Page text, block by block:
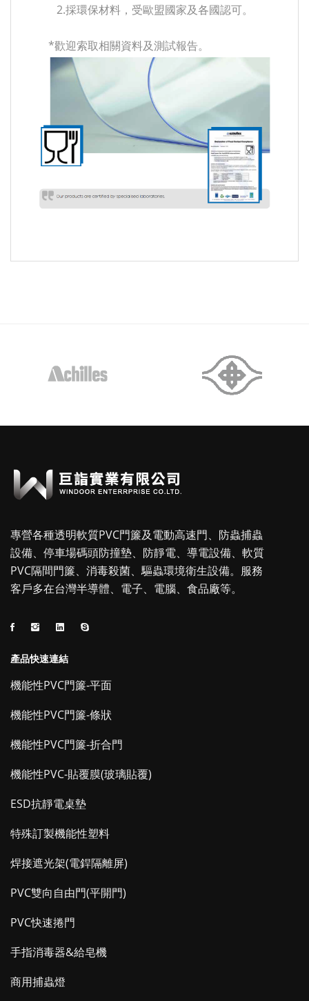
2.採環保材料，受歐盟國家及各國認可。
*歡迎索取相關資料及測試報告。
專營各種透明軟質PVC門簾及電動高速門、防蟲捕蟲
設備、停車場碼頭防撞墊、防靜電、導電設備、軟質
PVC隔間門簾、消毒殺菌、驅蟲環境衛生設備。服務
客戶多在台灣半導體、電子、電腦、食品廠等。
產品快速連結
機能性PVC門簾-平面
機能性PVC門簾-條狀
機能性PVC門簾-折合門
機能性PVC-貼覆膜(玻璃貼覆)
ESD抗靜電桌墊
特殊訂製機能性塑料
焊接遮光架(電銲隔離屏)
PVC雙向自由門(平開門)
PVC快速捲門
手指消毒器&給皂機
商用捕蟲燈